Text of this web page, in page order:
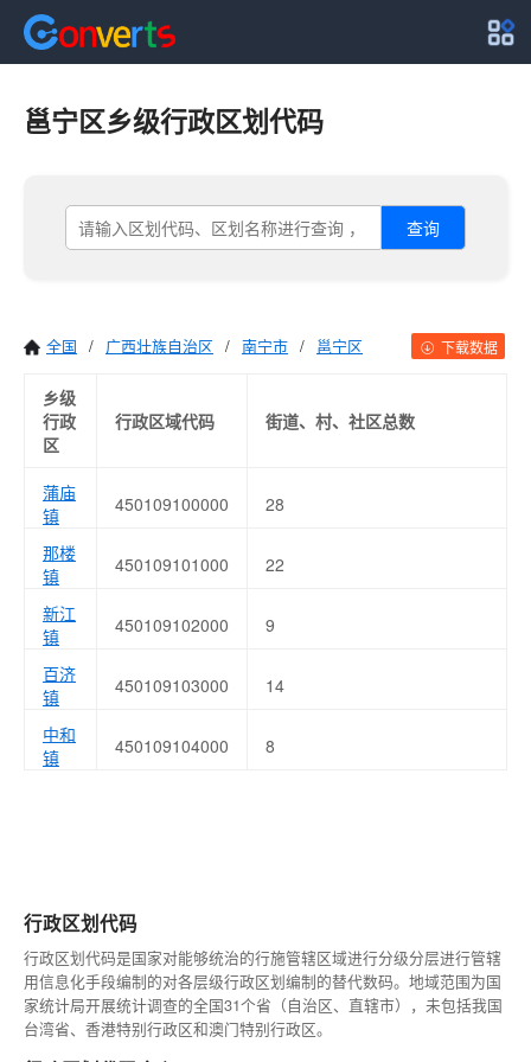
邕宁区乡级行政区划代码
查询
全国 / 广西壮族自治区 / 南宁市 / 邕宁区 下载数据
乡级
行政
区
行政区域代码 街道、村、社区总数
蒲庙
镇
450109100000 28
那楼
镇
450109101000 22
新江
镇
450109102000 9
百济
镇
450109103000 14
中和
镇
450109104000 8
行政区划代码
行政区划代码是国家对能够统治的行施管辖区域进行分级分层进行管辖
用信息化手段编制的对各层级行政区划编制的替代数码。地域范围为国
家统计局开展统计调查的全国31个省（自治区、直辖市），未包括我国
台湾省、香港特别行政区和澳门特别行政区。